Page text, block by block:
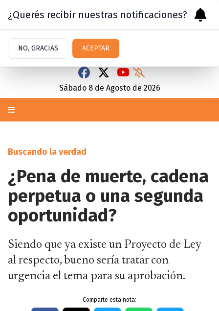
Sábado 8 de Agosto de 2026
Buscando la verdad
¿Pena de muerte, cadena
perpetua o una segunda
oportunidad?
Siendo que ya existe un Proyecto de Ley
al respecto, bueno sería tratar con
urgencia el tema para su aprobación.
Comparte esta nota:
¿Querés recibir nuestras notificaciones?
NO, GRACIAS ACEPTAR